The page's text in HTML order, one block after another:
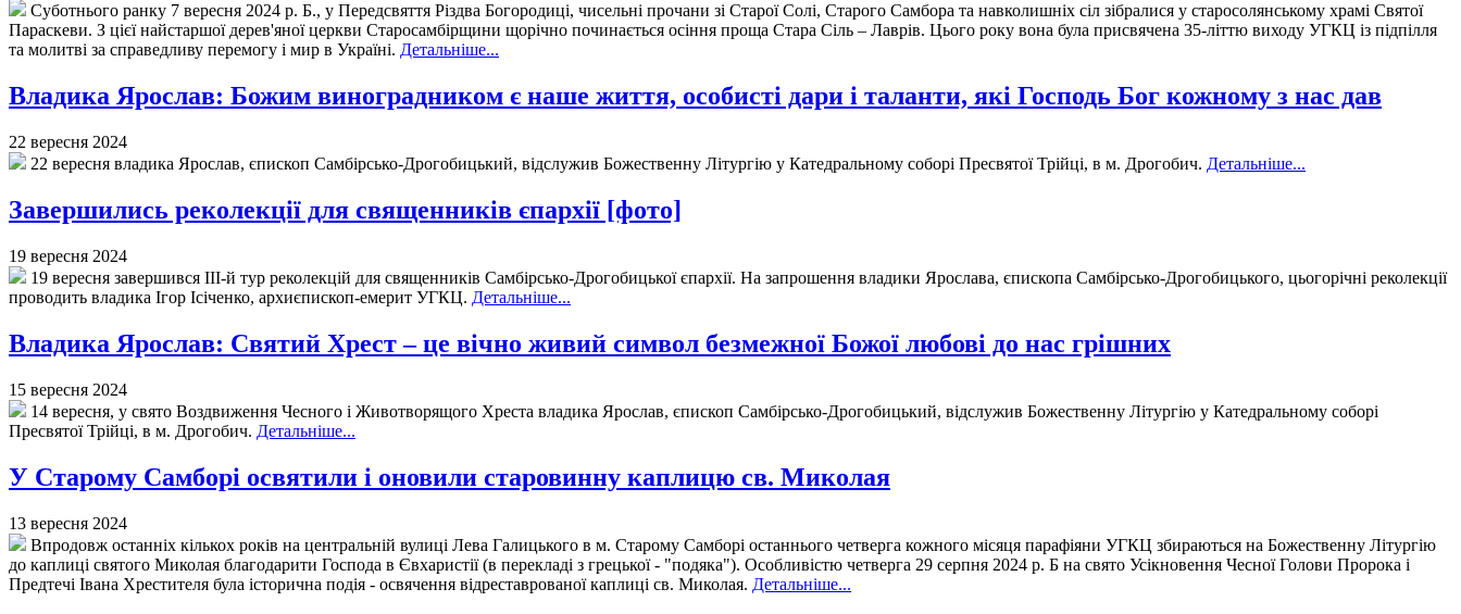
Суботнього ранку 7 вересня 2024 р. Б., у Передсвяття Різдва Богородиці, чисельні прочани зі Старої Солі, Старого Самбора та навколишніх сіл зібралися у старосолянському храмі Святої
Параскеви. З цієї найстаршої дерев'яної церкви Старосамбірщини щорічно починається осіння проща Стара Сіль – Лаврів. Цього року вона була присвячена 35-літтю виходу УГКЦ із підпілля
та молитві за справедливу перемогу і мир в Україні. Детальніше...
Владика Ярослав: Божим виноградником є наше життя, особисті дари і таланти, які Господь Бог кожному з нас дав
22 вересня 2024
22 вересня владика Ярослав, єпископ Самбірсько-Дрогобицький, відслужив Божественну Літургію у Катедральному соборі Пресвятої Трійці, в м. Дрогобич. Детальніше...
Завершились реколекції для священників єпархії [фото]
19 вересня 2024
19 вересня завершився ІІІ-й тур реколекцій для священників Самбірсько-Дрогобицької єпархії. На запрошення владики Ярослава, єпископа Самбірсько-Дрогобицького, цьогорічні реколекції
проводить владика Ігор Ісіченко, архиєпископ-емерит УГКЦ. Детальніше...
Владика Ярослав: Святий Хрест – це вічно живий символ безмежної Божої любові до нас грішних
15 вересня 2024
14 вересня, у свято Воздвиження Чесного і Животворящого Хреста владика Ярослав, єпископ Самбірсько-Дрогобицький, відслужив Божественну Літургію у Катедральному соборі
Пресвятої Трійці, в м. Дрогобич. Детальніше...
У Старому Самборі освятили і оновили старовинну каплицю св. Миколая
13 вересня 2024
Впродовж останніх кількох років на центральній вулиці Лева Галицького в м. Старому Самборі останнього четверга кожного місяця парафіяни УГКЦ збираються на Божественну Літургію
до каплиці святого Миколая благодарити Господа в Євхаристії (в перекладі з грецької - "подяка"). Особливістю четверга 29 серпня 2024 р. Б на свято Усікновення Чесної Голови Пророка і
Предтечі Івана Хрестителя була історична подія - освячення відреставрованої каплиці св. Миколая. Детальніше...